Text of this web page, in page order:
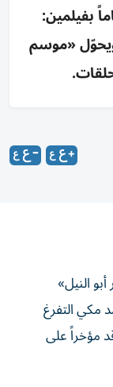
يعود للسينما بعد 13 عاماً بفيلمين:
«موسم
أبو النيل»
مكي التفرغ
مؤخراً على